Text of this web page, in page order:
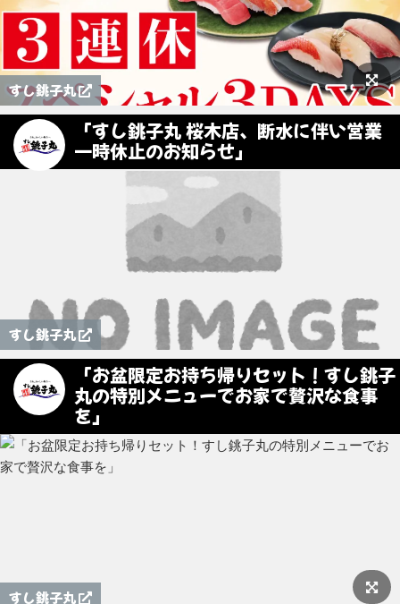
すし銚子丸
「すし銚子丸 桜木店、断水に伴い営業
一時休止のお知らせ」
すし銚子丸
「お盆限定お持ち帰りセット！すし銚子
丸の特別メニューでお家で贅沢な食事
を」
すし銚子丸